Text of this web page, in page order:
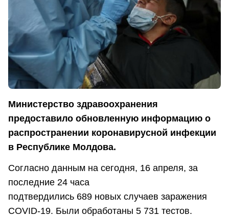
Министерство здравоохранения
предоставило обновленную информацию о
распространении коронавирусной инфекции
в Республике Молдова.
Согласно данным на сегодня, 16 апреля, за
последние 24 часа
подтвердились 689 новых случаев заражения
COVID-19. Были обработаны 5 731 тестов.